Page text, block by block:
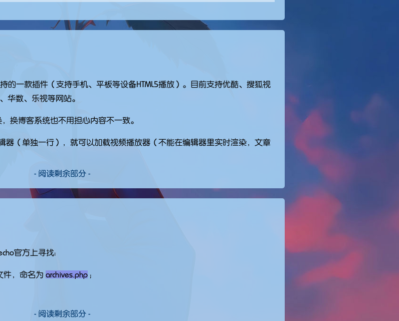
的一款插件（支持手机、平板等设备HTML5播放）。目前支持优酷、搜狐视
华数、乐视等网站。
换博客系统也不用担心内容不一致。
器（单独一行），就可以加载视频播放器（不能在编辑器里实时渲染，文章
- 阅读剩余部分 -
官方上寻找：
件，命名为 archives.php ；
- 阅读剩余部分 -